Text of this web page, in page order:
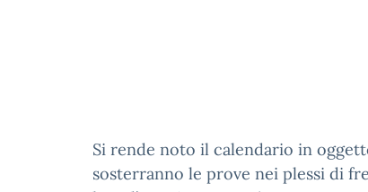
Si rende noto il calendario in
sosterranno le prove nei plessi di